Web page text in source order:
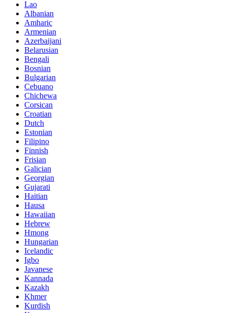
Lao
Albanian
Amharic
Armenian
Azerbaijani
Belarusian
Bengali
Bosnian
Bulgarian
Cebuano
Chichewa
Corsican
Croatian
Dutch
Estonian
Filipino
Finnish
Frisian
Galician
Georgian
Gujarati
Haitian
Hausa
Hawaiian
Hebrew
Hmong
Hungarian
Icelandic
Igbo
Javanese
Kannada
Kazakh
Khmer
Kurdish